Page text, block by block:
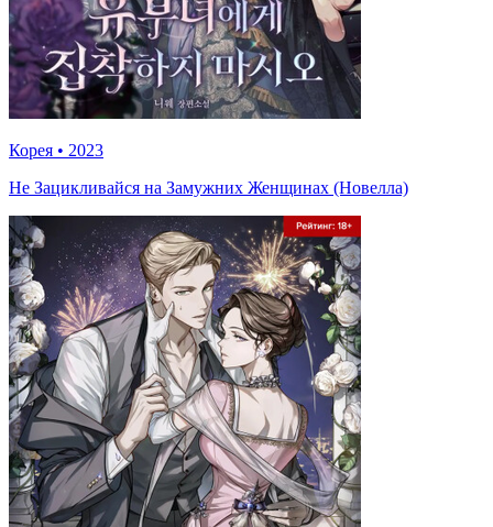
Корея • 2023
Не Зацикливайся на Замужних Женщинах (Новелла)